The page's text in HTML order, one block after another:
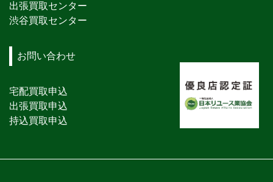
出張買取センター
渋谷買取センター
お問い合わせ
宅配買取申込
出張買取申込
持込買取申込